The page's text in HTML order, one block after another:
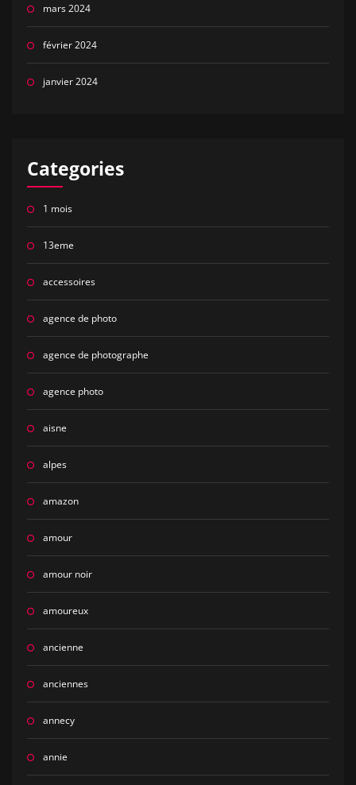
mars 2024
février 2024
janvier 2024
Categories
1 mois
13eme
accessoires
agence de photo
agence de photographe
agence photo
aisne
alpes
amazon
amour
amour noir
amoureux
ancienne
anciennes
annecy
annie